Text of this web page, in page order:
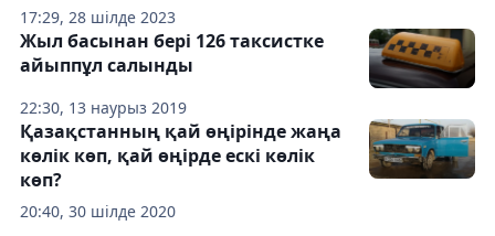
17:29, 28 шілде 2023
22:30, 13 наурыз 2019
Жыл басынан бері 126 таксистке
айыппұл салынды
20:40, 30 шілде 2020
Қазақстанның қай өңірінде жаңа
көлік көп, қай өңірде ескі көлік
көп?